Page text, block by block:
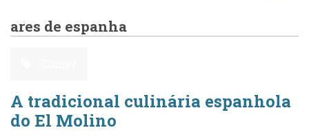
ares de espanha
A tradicional culinária espanhola
do El Molino